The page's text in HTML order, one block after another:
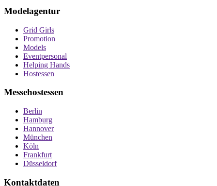
Modelagentur
Grid Girls
Promotion
Models
Eventpersonal
Helping Hands
Hostessen
Messehostessen
Berlin
Hamburg
Hannover
München
Köln
Frankfurt
Düsseldorf
Kontaktdaten